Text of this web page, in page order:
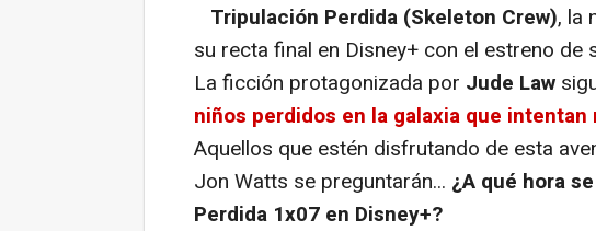
Tripulación Perdida (Skeleton Crew), la
su recta final en Disney+ con el estreno
La ficción protagonizada por Jude Law
niños perdidos en la galaxia que
Aquellos que estén disfrutando de esta
Jon Watts se preguntarán... ¿A qué hora
Perdida 1x07 en Disney+?